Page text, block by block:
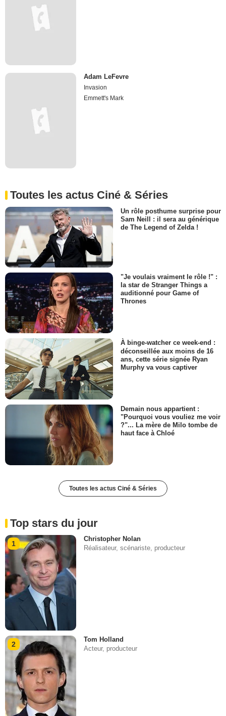
Adam LeFevre
Invasion
Emmett's Mark
Toutes les actus Ciné & Séries
Un rôle posthume surprise pour
Sam Neill : il sera au générique
de The Legend of Zelda !
"Je voulais vraiment le rôle !" :
la star de Stranger Things a
auditionné pour Game of
Thrones
À binge-watcher ce week-end :
déconseillée aux moins de 16
ans, cette série signée Ryan
Murphy va vous captiver
Demain nous appartient :
"Pourquoi vous vouliez me voir
?"... La mère de Milo tombe de
haut face à Chloé
Toutes les actus Ciné & Séries
Top stars du jour
1
Christopher Nolan
Réalisateur, scénariste, producteur
2
Tom Holland
Acteur, producteur